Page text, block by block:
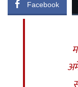
Facebook